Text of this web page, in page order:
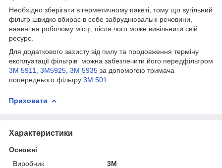
Необхідно зберігати в герметичному пакеті, тому що вугільний
фільтр швидко вбирає в себе забруднювальні речовини,
наявні на робочому місці, після чого може вивільнити свій
ресурс.
Для додаткового захисту від пилу та продовження терміну
експлуатації фільтрів можна забезпечити його передфільтром
3M 5911
3М5925 3М 5935 за допомогою тримача
попереднього фільтру 3M 501.
Приховати
Характеристики
Основні
Виробник
3М